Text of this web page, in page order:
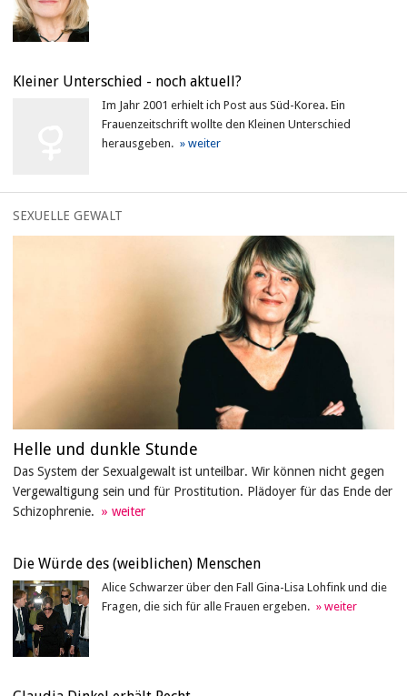
Kleiner Unterschied - noch aktuell?
Im Jahr 2001 erhielt ich Post aus Süd-Korea. Ein
Frauenzeitschrift wollte den Kleinen Unterschied
herausgeben.
SEXUELLE GEWALT
Helle und dunkle Stunde
Das System der Sexualgewalt ist unteilbar. Wir können nicht gegen
Vergewaltigung sein und für Prostitution. Plädoyer für das Ende der
Schizophrenie.
Die Würde des (weiblichen) Menschen
Alice Schwarzer über den Fall Gina-Lisa Lohfink und die
Fragen, die sich für alle Frauen ergeben.